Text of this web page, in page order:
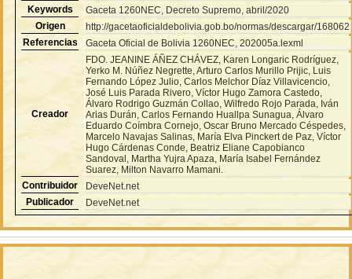
Keywords
Gaceta 1260NEC, Decreto Supremo, abril/2020
Origen
http://gacetaoficialdebolivia.gob.bo/normas/descargar/168062
Referencias
Gaceta Oficial de Bolivia 1260NEC, 202005a.lexml
Creador
FDO. JEANINE ÁÑEZ CHÁVEZ, Karen Longaric Rodríguez,
Yerko M. Núñez Negrette, Arturo Carlos Murillo Prijic, Luis
Fernando López Julio, Carlos Melchor Díaz Villavicencio,
José Luis Parada Rivero, Víctor Hugo Zamora Castedo,
Álvaro Rodrigo Guzmán Collao, Wilfredo Rojo Parada, Iván
Arias Durán, Carlos Fernando Huallpa Sunagua, Álvaro
Eduardo Coímbra Cornejo, Oscar Bruno Mercado Céspedes,
Marcelo Navajas Salinas, María Elva Pinckert de Paz, Víctor
Hugo Cárdenas Conde, Beatriz Eliane Capobianco
Sandoval, Martha Yujra Apaza, María Isabel Fernández
Suarez, Milton Navarro Mamani.
Contribuidor
DeveNet.net
Publicador
DeveNet.net